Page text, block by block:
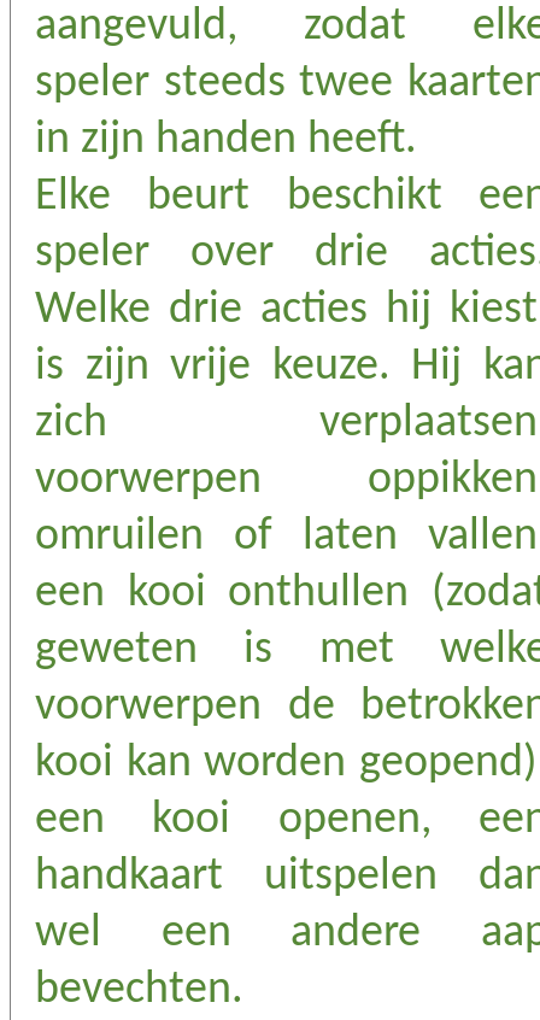
aangevuld, zodat
speler steeds twee
in zijn handen heeft.
Elke beurt beschikt
speler over drie
Welke drie acties hij
is zijn vrije keuze. Hij
zich
voorwerpen
omruilen of laten
een kooi onthullen
geweten is met
voorwerpen de
kooi kan worden
een kooi openen,
handkaart uitspelen
wel een andere
bevechten.